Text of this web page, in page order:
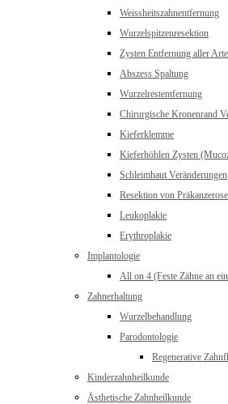
Weissheitszahnentfernung
Wurzelspitzenresektion
Zysten Entfernung aller
Abszess Spaltung
Wurzelrestentfernung
Chirurgische Kronenrand
Kieferklemme
Kieferhöhlen Zysten
Schleimhaut Veränderungen
Resektion von
Leukoplakie
Erythroplakie
Implantologie
All on 4 (Feste Zähne an
Zahnerhaltung
Wurzelbehandlung
Parodontologie
Regenerative
Kinderzahnheilkunde
Ästhetische Zahnheilkunde